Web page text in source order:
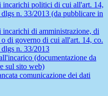
incarichi politici di cui all'art. 14,
n. 33/2013 (da pubblicare in
incarichi di amministrazione, di
di governo di cui all'art. 14, co.
n. 33/2013
(documentazione da
sul sito web)
comunicazione dei dati